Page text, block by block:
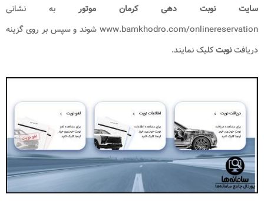
سایت نوبت دهی کرمان موتوربه نشانی
www.bamkhodro.com/onlinereservation شوند و سپس بر روی گزینه
دریافتنوبتکلیک نمایند.